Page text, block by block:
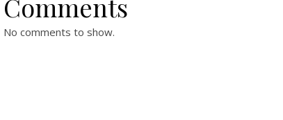
Comments
No comments to show.